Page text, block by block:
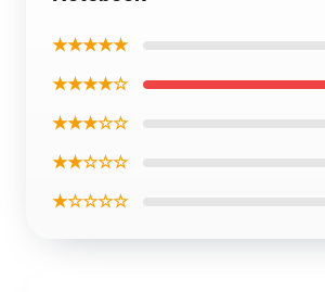
★★★★★
★★★★☆
★★★☆☆
★★☆☆☆
★☆☆☆☆